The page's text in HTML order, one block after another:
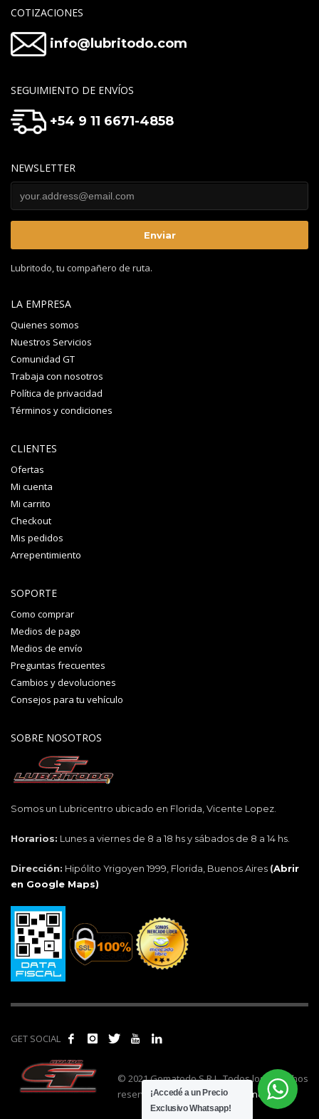
COTIZACIONES
info@lubritodo.com
SEGUIMIENTO DE ENVÍOS
+54 9 11 6671-4858
NEWSLETTER
Lubritodo, tu compañero de ruta.
LA EMPRESA
Quienes somos
Nuestros Servicios
Comunidad GT
Trabaja con nosotros
Política de privacidad
Términos y condiciones
CLIENTES
Ofertas
Mi cuenta
Mi carrito
Checkout
Mis pedidos
Arrepentimiento
SOPORTE
Como comprar
Medios de pago
Medios de envío
Preguntas frecuentes
Cambios y devoluciones
Consejos para tu vehículo
SOBRE NOSOTROS
Somos un Lubricentro ubicado en Florida, Vicente Lopez.
Horarios: Lunes a viernes de 8 a 18 hs y sábados de 8 a 14 hs.
Dirección: Hipólito Yrigoyen 1999, Florida, Buenos Aires (Abrir
en Google Maps)
GET SOCIAL
© 2021 Gomatodo S.R.L. Todos los derechos
reservados. | Realizado por
cónclave.
¡Accedé a un Precio
Exclusivo Whatsapp!